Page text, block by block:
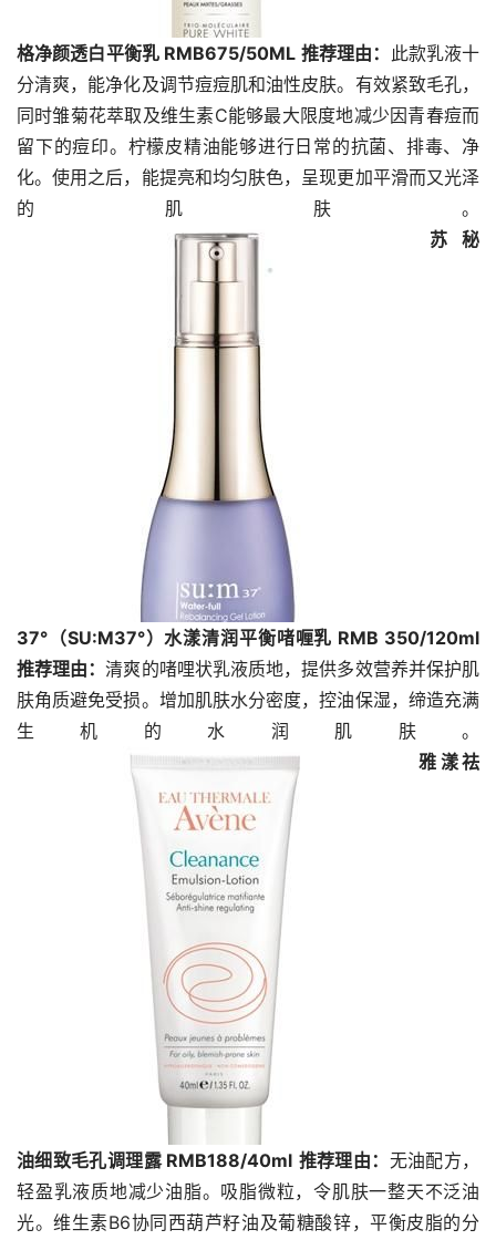
格净颜透白平衡乳 RMB675/50ML 推荐理由：
此款乳液十
分清爽，能净化及调节痘痘肌和油性皮肤。有效紧致毛孔，
同时雏菊花萃取及维生素C能够最大限度地减少因青春痘而
留下的痘印。柠檬皮精油能够进行日常的抗菌、排毒、净
化。使用之后，能提亮和均匀肤色，呈现更加平滑而又光泽
的肌肤。
苏秘
37°（SU:M37°）水漾清润平衡啫喱乳 RMB 350/120ml
推荐理由：清爽的啫哩状乳液质地，提供多效营养并保护肌
肤角质避免受损。增加肌肤水分密度，控油保湿，缔造充满
生机的水润肌肤。
雅漾祛
油细致毛孔调理露 RMB188/40ml 推荐理由： 无油配方，
轻盈乳液质地减少油脂。吸脂微粒，令肌肤一整天不泛油
光。维生素B6协同西葫芦籽油及葡糖酸锌，平衡皮脂的分